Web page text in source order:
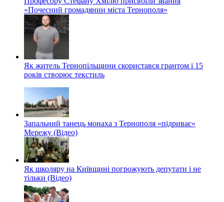
«Почесний громадянин міста Тернополя»
Як житель Тернопільщини скористався грантом і 15
років створює текстиль
Запальний танець монаха з Тернополя «підриває»
Мережу (Відео)
Як школяру на Київщині погрожують депутати і не
тільки (Відео)